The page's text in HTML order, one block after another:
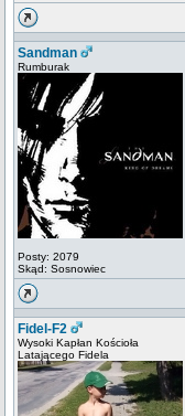
Sandman
Rumburak
Posty: 2079
Skąd: Sosnowiec
Fidel-F2
Wysoki Kapłan Kościoła
Latającego Fidela